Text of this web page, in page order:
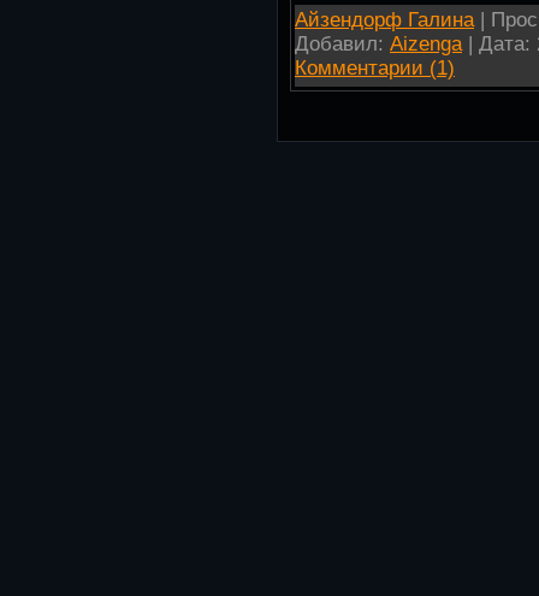
Айзендорф Галина|
Добавил: Aizenga| Дата:
Комментарии (1)